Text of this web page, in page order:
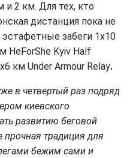
и 2 км. Для тех, кто
дистанция пока не
забеги 1х10
HeForShe Kyiv Half
км Under Armour Relay.
в четвертый раз подряд
киевского
развитию беговой
прочная традиция для
бежим сами и